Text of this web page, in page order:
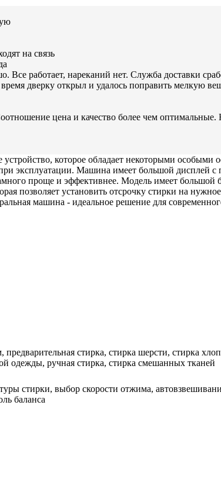
на связь
работает, нареканий нет. Служба доставки
дверку открыл и удалось поправить мелкую
цена и качество более чем
устройство, которое обладает некоторыми
эксплуатации. Машина имеет большой дисплей
проще и эффективнее. Модель имеет большой
позволяет установить отсрочку стирки на
машина - идеальное решение для
стирка, стирка шерсти, стирка
одежды, ручная стирка, стирка смешанных тканей
стирки, выбор скорости отжима,
баланса